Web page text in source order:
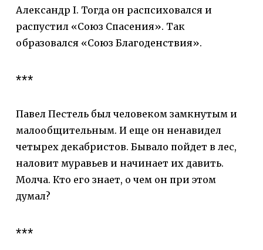
Александр I. Тогда он распсиховался и
распустил «Союз Спасения». Так
образовался «Союз Благоденствия».
***
Павел Пестель был человеком замкнутым и
малообщительным. И еще он ненавидел
четырех декабристов. Бывало пойдет в лес,
наловит муравьев и начинает их давить.
Молча. Кто его знает, о чем он при этом
думал?
***